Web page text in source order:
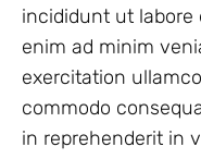
incididunt ut labore
enim ad minim
exercitation
commodo
in reprehenderit in